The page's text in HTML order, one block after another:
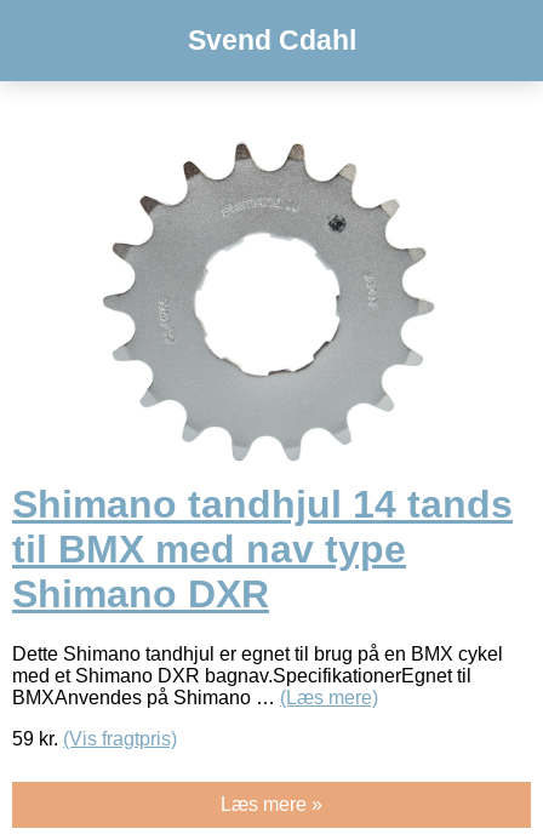
Svend Cdahl
Shimano tandhjul 14 tands
til BMX med nav type
Shimano DXR
Dette Shimano tandhjul er egnet til brug på en BMX cykel
med et Shimano DXR bagnav.SpecifikationerEgnet til
BMXAnvendes på Shimano … (Læs mere)
59 kr. (Vis fragtpris)
Læs mere »